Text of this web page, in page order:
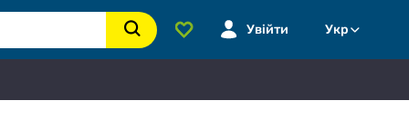
Увійти Укр